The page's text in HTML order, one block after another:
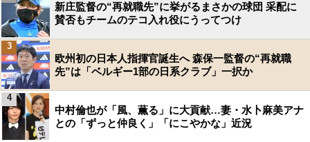
新庄監督の“再就職先”に挙がるまさかの球団 采配に
賛否もチームのテコ入れ役にうってつけ
欧州初の日本人指揮官誕生へ 森保一監督の“再就職
先”は「ベルギー1部の日系クラブ」一択か
3
中村倫也が「風、薫る」に大貢献…妻・水卜麻美アナ
との「ずっと仲良く」「にこやかな」近況
4